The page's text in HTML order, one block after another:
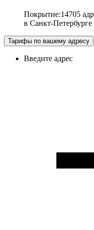
Покрытие:14705
в Санкт-Петербурге
Тарифы по вашему адресу
Введите адрес